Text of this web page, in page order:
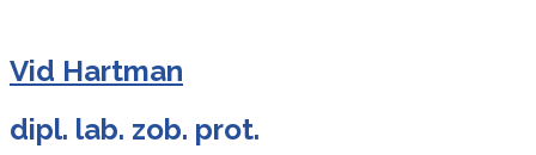
Vid Hartman
dipl. lab. zob. prot.